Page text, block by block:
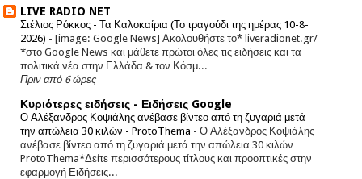
LIVE RADIO NET
Στέλιος Ρόκκος - Τα Καλοκαίρια (Το τραγούδι της ημέρας 10-8-
2026) -[image: Google News] Ακολουθήστε το* liveradionet.gr/
*στο Google News και μάθετε πρώτοι όλες τις ειδήσεις και τα
πολιτικά νέα στην Ελλάδα & τον Κόσμ...
Πριν από 6 ώρες
Κυριότερες ειδήσεις - Ειδήσεις Google
Ο Αλέξανδρος Κοψιάλης ανέβασε βίντεο από τη ζυγαριά μετά
την απώλεια 30 κιλών - ProtoThema -Ο Αλέξανδρος Κοψιάλης
ανέβασε βίντεο από τη ζυγαριά μετά την απώλεια 30 κιλών
ProtoThema*Δείτε περισσότερους τίτλους και προοπτικές στην
εφαρμογή Ειδήσεις...